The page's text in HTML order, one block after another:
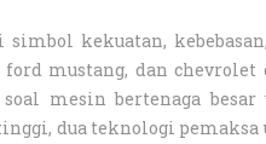
simbol kekuatan,
mustang, dan
soal mesin bertenaga
dua teknologi